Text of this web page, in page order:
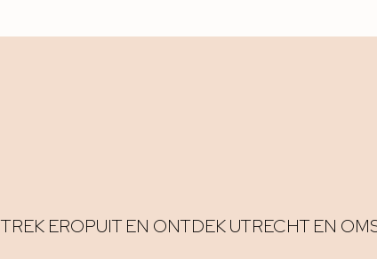
TREK EROPUIT EN ONTDEK UTRECHT EN